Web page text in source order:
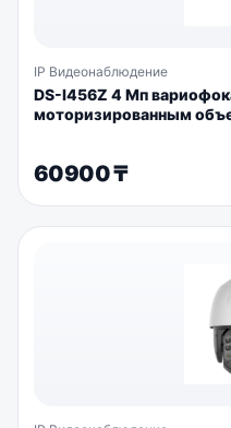
IP Видеонаблюдение
DS-I456Z 4 Мп
моторизированным
60900₸